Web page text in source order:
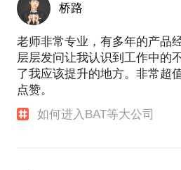
桥路
老师非常专业，有多年的产品
层层发问让我认识到工作中的
了我应该提升的地方。非常超
点赞。
如何进入BAT等大公司